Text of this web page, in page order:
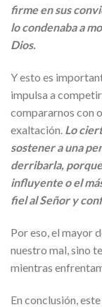
firme en sus
lo condenaba a
Dios.
Y esto es
impulsa a
compararnos con
exaltación. Lo
sostener a una
derribarla,
influyente o el
fiel al Señor y
Por eso, el mayor
nuestro mal, sino
mientras
En conclusión,